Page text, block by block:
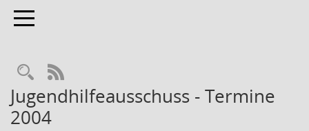
Toggle navigation
RSS-Feed
Jugendhilfeausschuss - Termine
2004